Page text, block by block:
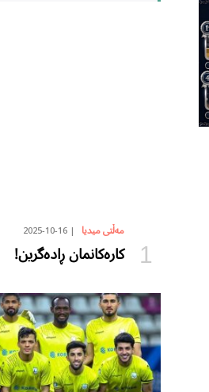
مەڵتی میدیا 2025-10-16
کارەکانمان ڕادەگرین!